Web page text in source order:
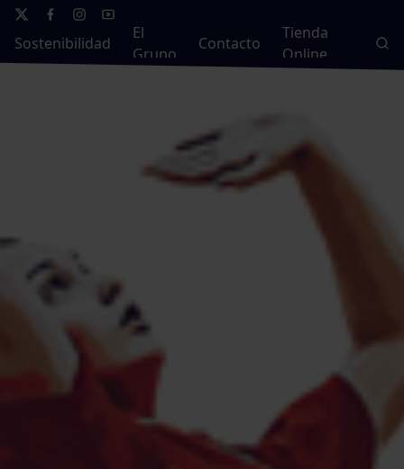
Sostenibilidad
El
Grupo
Contacto
Tienda
Online